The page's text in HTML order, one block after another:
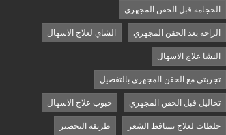
الحجامه قبل الحقن المجهري
الراحة بعد الحقن المجهري الشاي لعلاج الاسهال
النشا علاج الاسهال
تجربتي مع الحقن المجهري بالتفصيل
تحاليل قبل الحقن المجهري حبوب علاج الاسهال
خلطات لعلاج تساقط الشعر طريقة التحضير